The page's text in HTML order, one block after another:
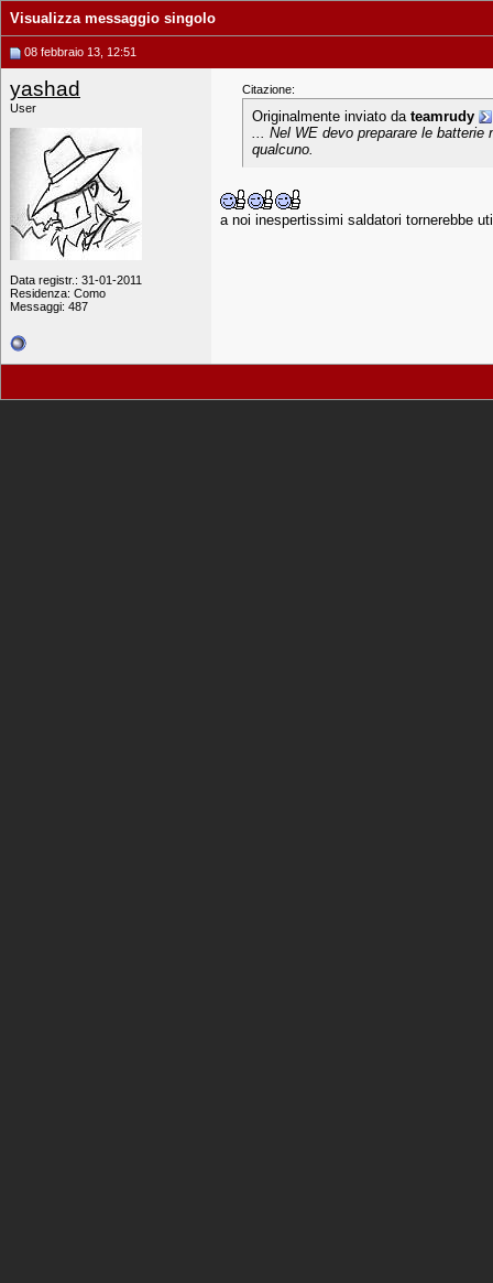
Visualizza messaggio singolo
08 febbraio 13, 12:51
yashad
User
Data registr.: 31-01-2011
Residenza: Como
Messaggi: 487
Citazione:
Originalmente inviato da teamrudy
... Nel WE devo preparare le
qualcuno.
a noi inespertissimi saldatori tornerebbe